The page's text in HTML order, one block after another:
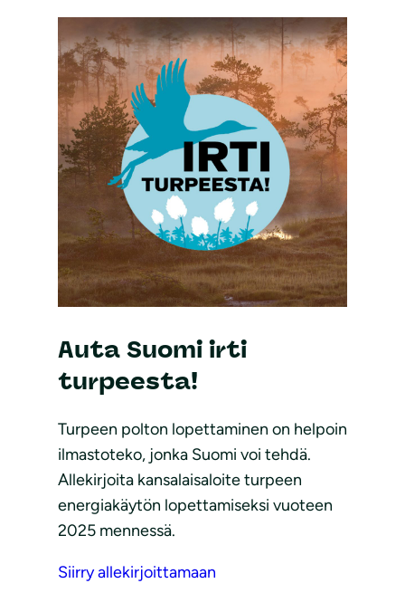
Auta Suomi irti
turpeesta!
Turpeen polton lopettaminen on helpoin
ilmastoteko, jonka Suomi voi tehdä.
Allekirjoita kansalaisaloite turpeen
energiakäytön lopettamiseksi vuoteen
2025 mennessä.
Siirry allekirjoittamaan